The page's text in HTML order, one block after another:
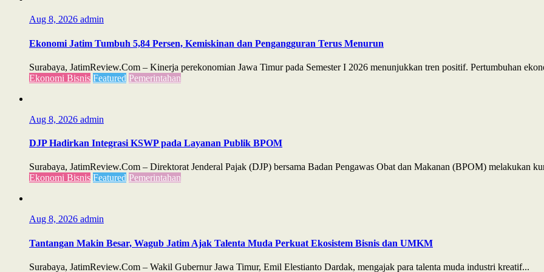
Aug 8, 2026 admin
Ekonomi Jatim Tumbuh 5,84 Persen, Kemiskinan dan Pengangguran Terus Menurun
Surabaya, JatimReview.Com – Kinerja perekonomian Jawa Timur pada Semester I 2026 menunjukkan tren positif. Pertumbuhan
Ekonomi Bisnis Featured Pemerintahan
Aug 8, 2026 admin
DJP Hadirkan Integrasi KSWP pada Layanan Publik BPOM
Surabaya, JatimReview.Com – Direktorat Jenderal Pajak (DJP) bersama Badan Pengawas Obat dan Makanan (BPOM) melakukan
Ekonomi Bisnis Featured Pemerintahan
Aug 8, 2026 admin
Tantangan Makin Besar, Wagub Jatim Ajak Talenta Muda Perkuat Ekosistem Bisnis dan UMKM
Surabaya, JatimReview.Com – Wakil Gubernur Jawa Timur, Emil Elestianto Dardak, mengajak para talenta muda industri kreatif...